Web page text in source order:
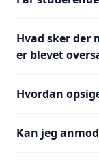
Hvad sker der
er blevet
Hvordan
Kan jeg